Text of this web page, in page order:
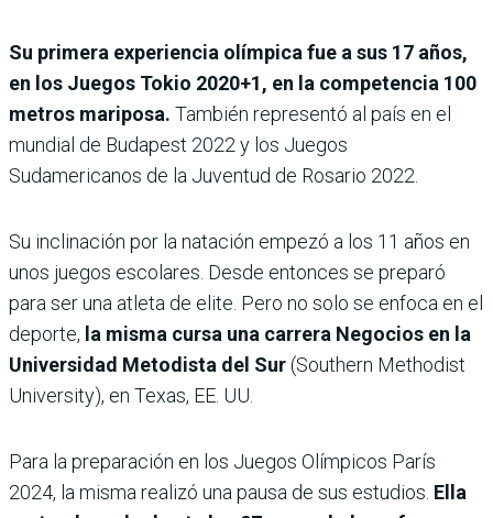
Su primera experiencia olímpica fue a sus 17 años,
en los Juegos Tokio 2020+1, en la competencia 100
metros mariposa. También representó al país en el
mundial de Budapest 2022 y los Juegos
Sudamericanos de la Juventud de Rosario 2022.
Su inclinación por la natación empezó a los 11 años en
unos juegos escolares. Desde entonces se preparó
para ser una atleta de elite. Pero no solo se enfoca en el
deporte, la misma cursa una carrera Negocios en la
Universidad Metodista del Sur(Southern Methodist
University), en Texas, EE. UU.
Para la preparación en los Juegos Olímpicos París
2024, la misma realizó una pausa de sus estudios. Ella